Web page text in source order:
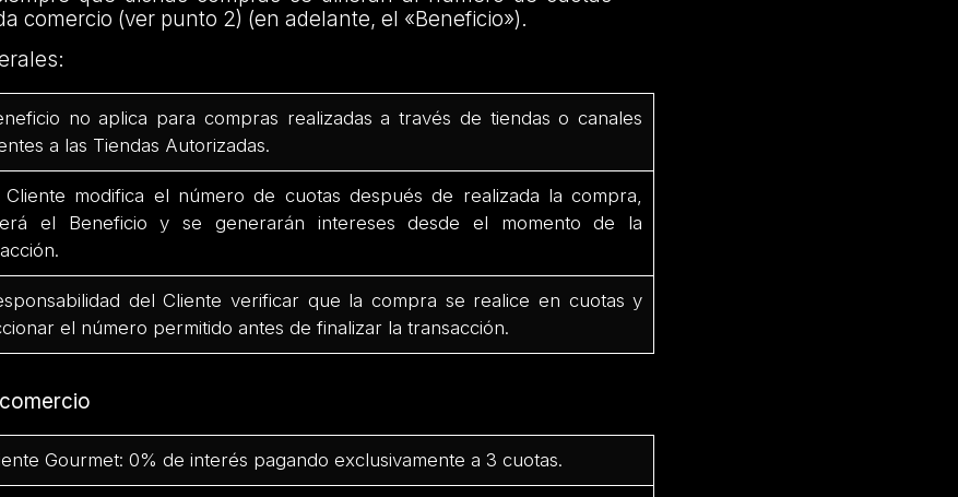
comercio (ver punto 2) (en adelante, el «Beneficio»).
no aplica para compras realizadas a través de tiendas o canales
a las Tiendas Autorizadas.
modifica el número de cuotas después de realizada la compra,
el Beneficio y se generarán intereses desde el momento de la
del Cliente verificar que la compra se realice en cuotas y
el número permitido antes de finalizar la transacción.
Gourmet: 0% de interés pagando exclusivamente a 3 cuotas.